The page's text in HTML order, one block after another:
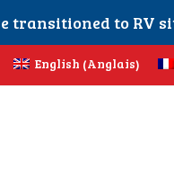
transitioned to RV
English (Anglais)